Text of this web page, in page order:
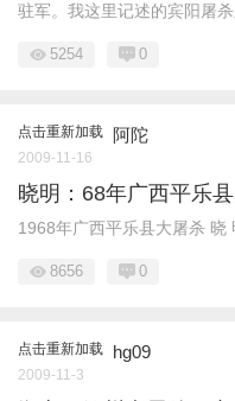
驻军。我这里记述的宾阳屠杀
5254 0
点击重新加载 阿陀
2009-11-16
晓明：68年广西平乐
1968年广西平乐县大屠杀 晓
8656 0
点击重新加载 hg09
2009-11-3